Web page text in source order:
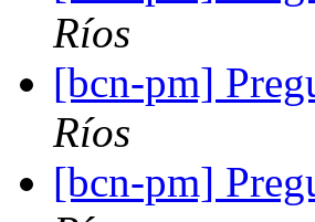
Ríos
[bcn-pm]
Ríos
[bcn-pm]